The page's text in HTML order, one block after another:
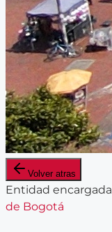
Volver atras
Entidad encargada
de Bogotá